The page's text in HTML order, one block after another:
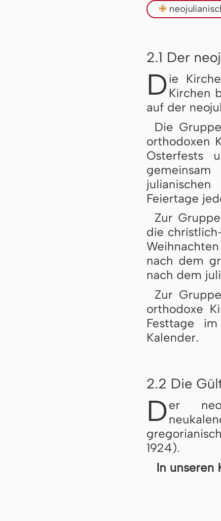
✙
2.1 Der
D ie
Kirchen
auf der
Die
orthodoxen
Osterfests
Feiertage
Zur
die
nach dem
nach dem
Zur
orthodoxe
Festtage
Kalender.
2.2 Die
Der
1924).
In unseren